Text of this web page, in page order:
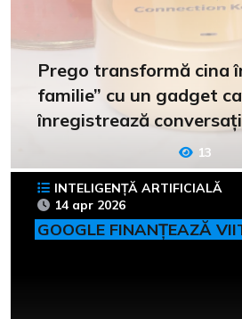
Prego transformă cina
familie” cu un gadget
înregistrează
13
INTELIGENȚĂ ARTIFICIALĂ
14 apr 2026
GOOGLE FINANȚEAZĂ